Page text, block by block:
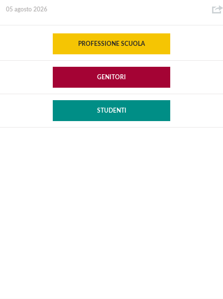
05 agosto 2026
PROFESSIONE SCUOLA
GENITORI
STUDENTI